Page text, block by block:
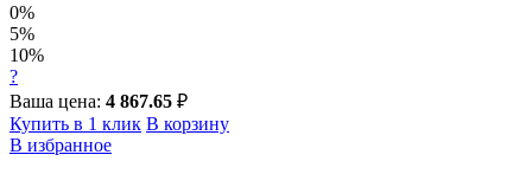
0%
5%
10%
?
Ваша цена: 4 867.65 ₽
Купить в 1 клик В корзину
В избранное